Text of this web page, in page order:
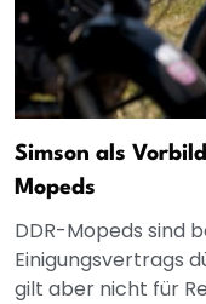
Simson als
Mopeds
DDR-Mopeds sind
Einigungsvertrags
gilt aber nicht für